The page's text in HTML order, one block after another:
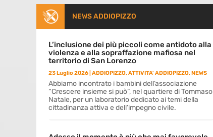
NEWS ADDIOPIZZO
L’inclusione dei più piccoli come antidoto alla
violenza e alla sopraffazione mafiosa nel
territorio di San Lorenzo
23 Luglio 2026 ADDIOPIZZO,ATTIVITA' ADDIOPIZZO, NEWS
Abbiamo incontrato i bambini dell’associazione
“Crescere insieme si può”, nel quartiere di Tommaso
Natale, per un laboratorio dedicato ai temi della
cittadinanza attiva e dell’impegno civile.